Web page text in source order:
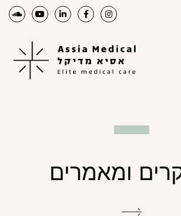
ומאמרים